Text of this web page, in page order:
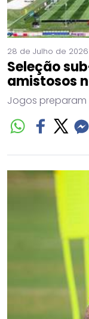
28 de Julho de
Seleção
amistosos
Jogos preparam